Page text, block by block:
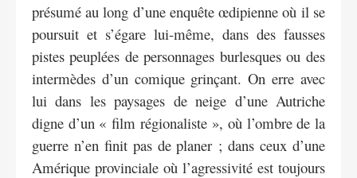
présumé au long d’une enquête œdipienne où il se
poursuit et s’égare lui-même, dans des fausses
pistes peuplées de personnages burlesques ou des
intermèdes d’un comique grinçant. On erre avec
lui dans les paysages de neige d’une Autriche
digne d’un « film régionaliste », où l’ombre de la
guerre n’en finit pas de planer ; dans ceux d’une
Amérique provinciale où l’agressivité est toujours